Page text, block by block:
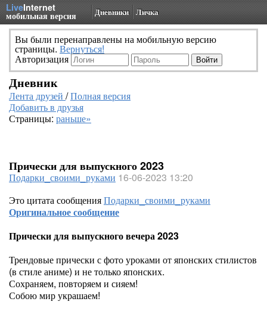
LiveInternet
мобильная версия Дневники Личка
Вы были перенаправлены на мобильную версию
страницы. Вернуться!
Авторизация
Дневник
Лента друзей /Полная версия
Добавить в друзья
Страницы: раньше»
Прически для выпускного 2023
Подарки_своими_руками 16-06-2023 13:20
Это цитата сообщенияПодарки_своими_руками
Оригинальное сообщение
Прически для выпускного вечера 2023
Трендовые прически с фото уроками от японских стилистов
(в стиле аниме) и не только японских.
Сохраняем, повторяем и сияем!
Собою мир украшаем!